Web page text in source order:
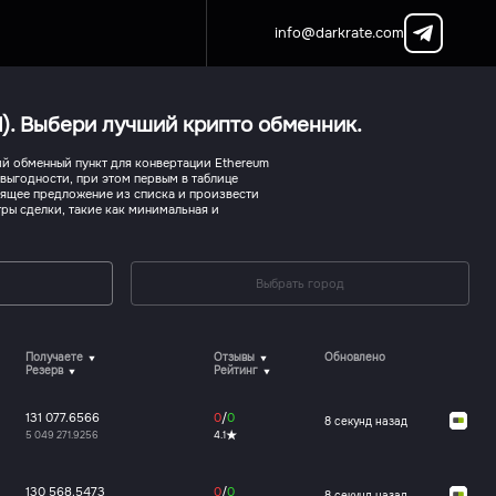
info@darkrate.com
Выбери лучший крипто обменник.
пункт для конвертации Ethereum
при этом первым в таблице
предложение из списка и произвести
сделки, такие как минимальная и
Выбрать город
Получаете
Резерв
Отзывы
Рейтинг
Обновлено
131 077.6566
5 049 271.9256
0/0
4.1
8 секунд назад
130 568.5473 0/0